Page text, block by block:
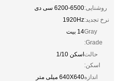
روشنایی:6200-6500 سی دی
نرخ تجدید:1920Hz
Gray
Grade:
14 بیت
حالت
اسکن:
اسکن 1/10
اندازه640X640 میلی متر